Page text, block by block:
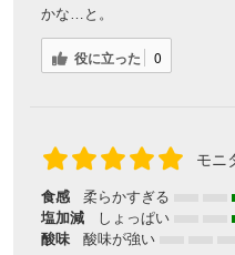
かな…と。
役に立った 0
モニ
食感 柔らかすぎる
塩加減
しょっぱい
酸味
酸味が強い